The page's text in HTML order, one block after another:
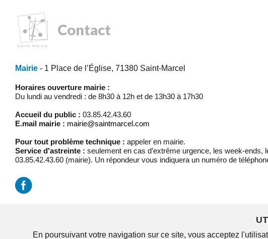
Contact
Mairie - 1 Place de l’Église, 71380 Saint-Marcel
Horaires ouverture mairie :
Du lundi au vendredi : de 8h30 à 12h et de 13h30 à 17h30
Accueil du public : 03.85.42.43.60
E.mail mairie : mairie@saintmarcel.com
Pour tout problème technique : appeler en mairie.
Service d'astreinte : seulement en cas d’extrême urgence, les week-
03.85.42.43.60 (mairie). Un répondeur vous indiquera un numéro de
En poursuivant votre navigation sur ce site, vous acceptez